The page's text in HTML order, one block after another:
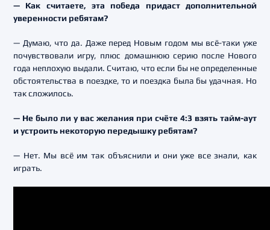
— Как считаете, эта победа придаст дополнительной
уверенности ребятам?
— Думаю, что да. Даже перед Новым годом мы всё-таки уже
почувствовали игру, плюс домашнюю серию после Нового
года неплохую выдали. Считаю, что если бы не определенные
обстоятельства в поездке, то и поездка была бы удачная. Но
так сложилось.
— Не было ли у вас желания при счёте 4:3 взять тайм-аут
и устроить некоторую передышку ребятам?
— Нет. Мы всё им так объяснили и они уже все знали, как
играть.